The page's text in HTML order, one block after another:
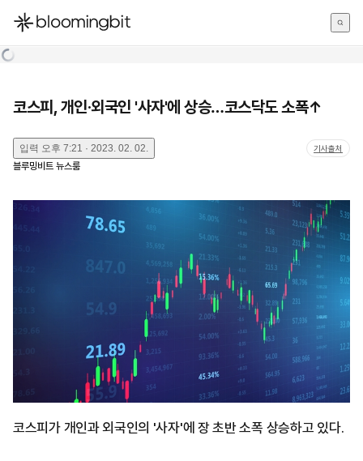
한국어
코스피, 개인·외국인 '사자'에 상승…코스닥도 소폭↑
입력 오후 7:21 · 2023. 02. 02. 기사출처
블루밍비트 뉴스룸
코스피가 개인과 외국인의 '사자'에 장 초반 소폭 상승하고 있다.